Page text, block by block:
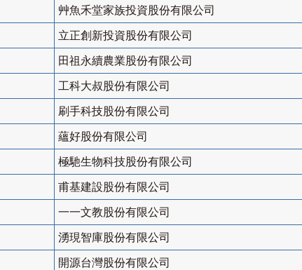
艸魚禾堂家族投資股份有限公司
立正創新投資股份有限公司
田祖永續農業股份有限公司
工科大叔股份有限公司
刷手科技股份有限公司
蘊好股份有限公司
極馳生物科技股份有限公司
甫基建設股份有限公司
一一文教股份有限公司
湧現智庫股份有限公司
開源台灣股份有限公司